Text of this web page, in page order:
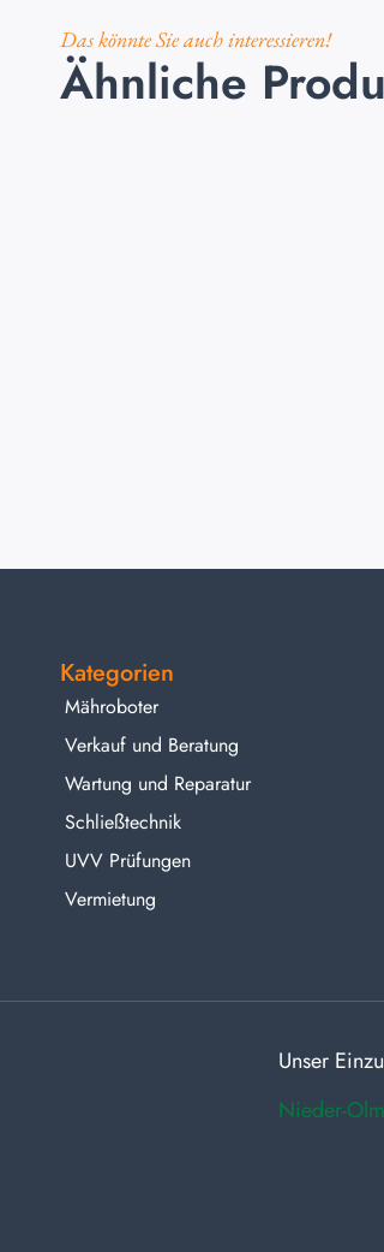
Das könnte Sie auch interessieren!
Ähnliche
Kategorien
Mähroboter
Verkauf und Beratung
Wartung und Reparatur
Schließtechnik
UVV Prüfungen
Vermietung
Unser
Nieder-Olm